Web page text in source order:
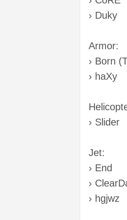
› Duky
Armor:
› Born
› haXy
› Slider
Jet:
› End
›
› hgjwz